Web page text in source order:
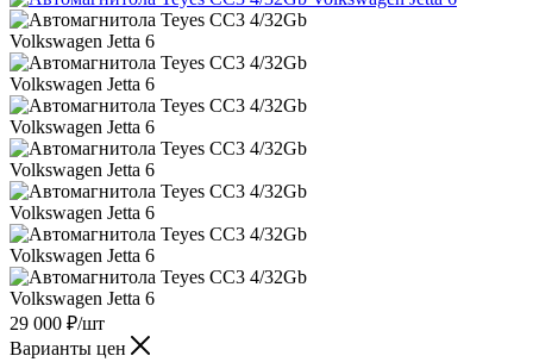
29 000 ₽/шт
Варианты цен